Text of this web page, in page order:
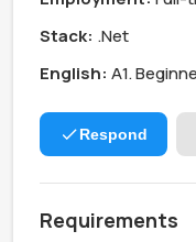
Stack: .Net
English: А1.
Respond
Requirements